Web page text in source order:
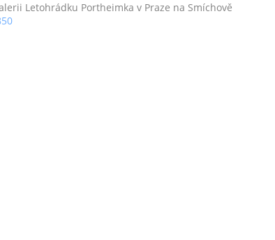
Letohrádku Portheimka v Praze na Smíchově